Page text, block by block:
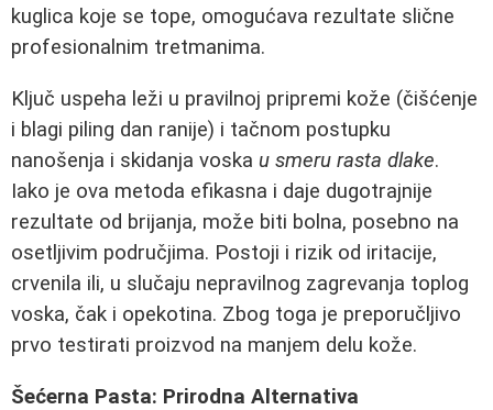
kuglica koje se tope, omogućava rezultate slične
profesionalnim tretmanima.
Ključ uspeha leži u pravilnoj pripremi kože (čišćenje
i blagi piling dan ranije) i tačnom postupku
nanošenja i skidanja voska u smeru rasta dlake.
Iako je ova metoda efikasna i daje dugotrajnije
rezultate od brijanja, može biti bolna, posebno na
osetljivim područjima. Postoji i rizik od iritacije,
crvenila ili, u slučaju nepravilnog zagrevanja toplog
voska, čak i opekotina. Zbog toga je preporučljivo
prvo testirati proizvod na manjem delu kože.
Šećerna Pasta: Prirodna Alternativa